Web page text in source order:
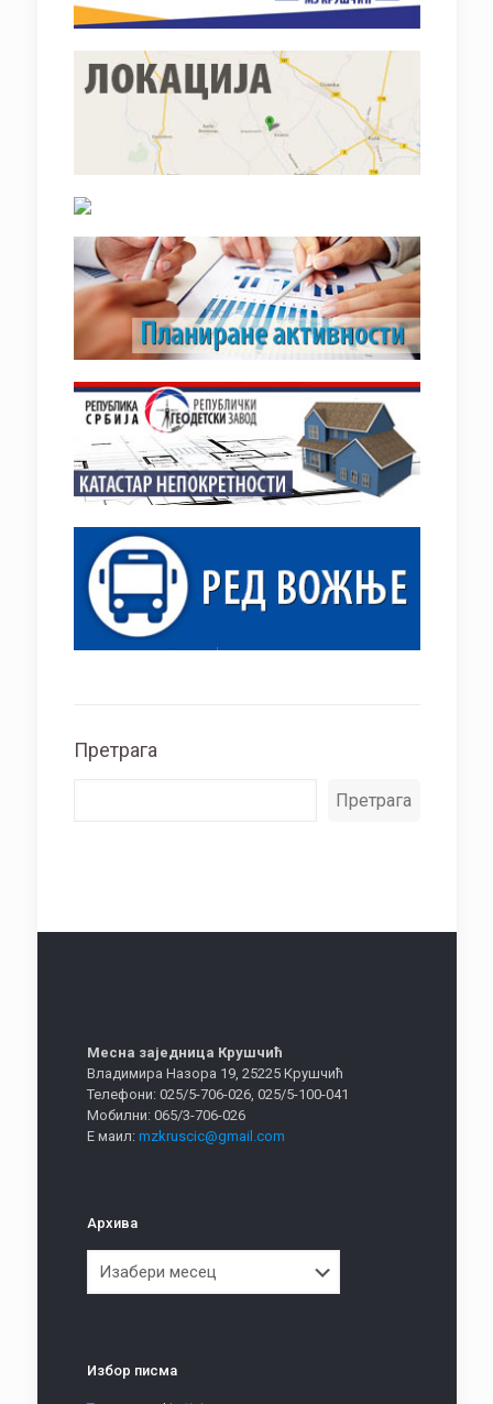
Претрага
Претрага
Месна заједница Крушчић
Владимира Назора 19, 25225 Крушчић
Телефони: 025/5-706-026, 025/5-100-041
Мобилни: 065/3-706-026
Е маил: mzkruscic@gmail.com
Архива
Избор писма